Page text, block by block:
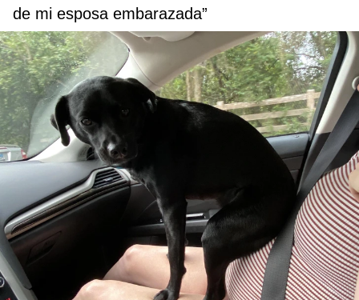
de mi esposa embarazada”